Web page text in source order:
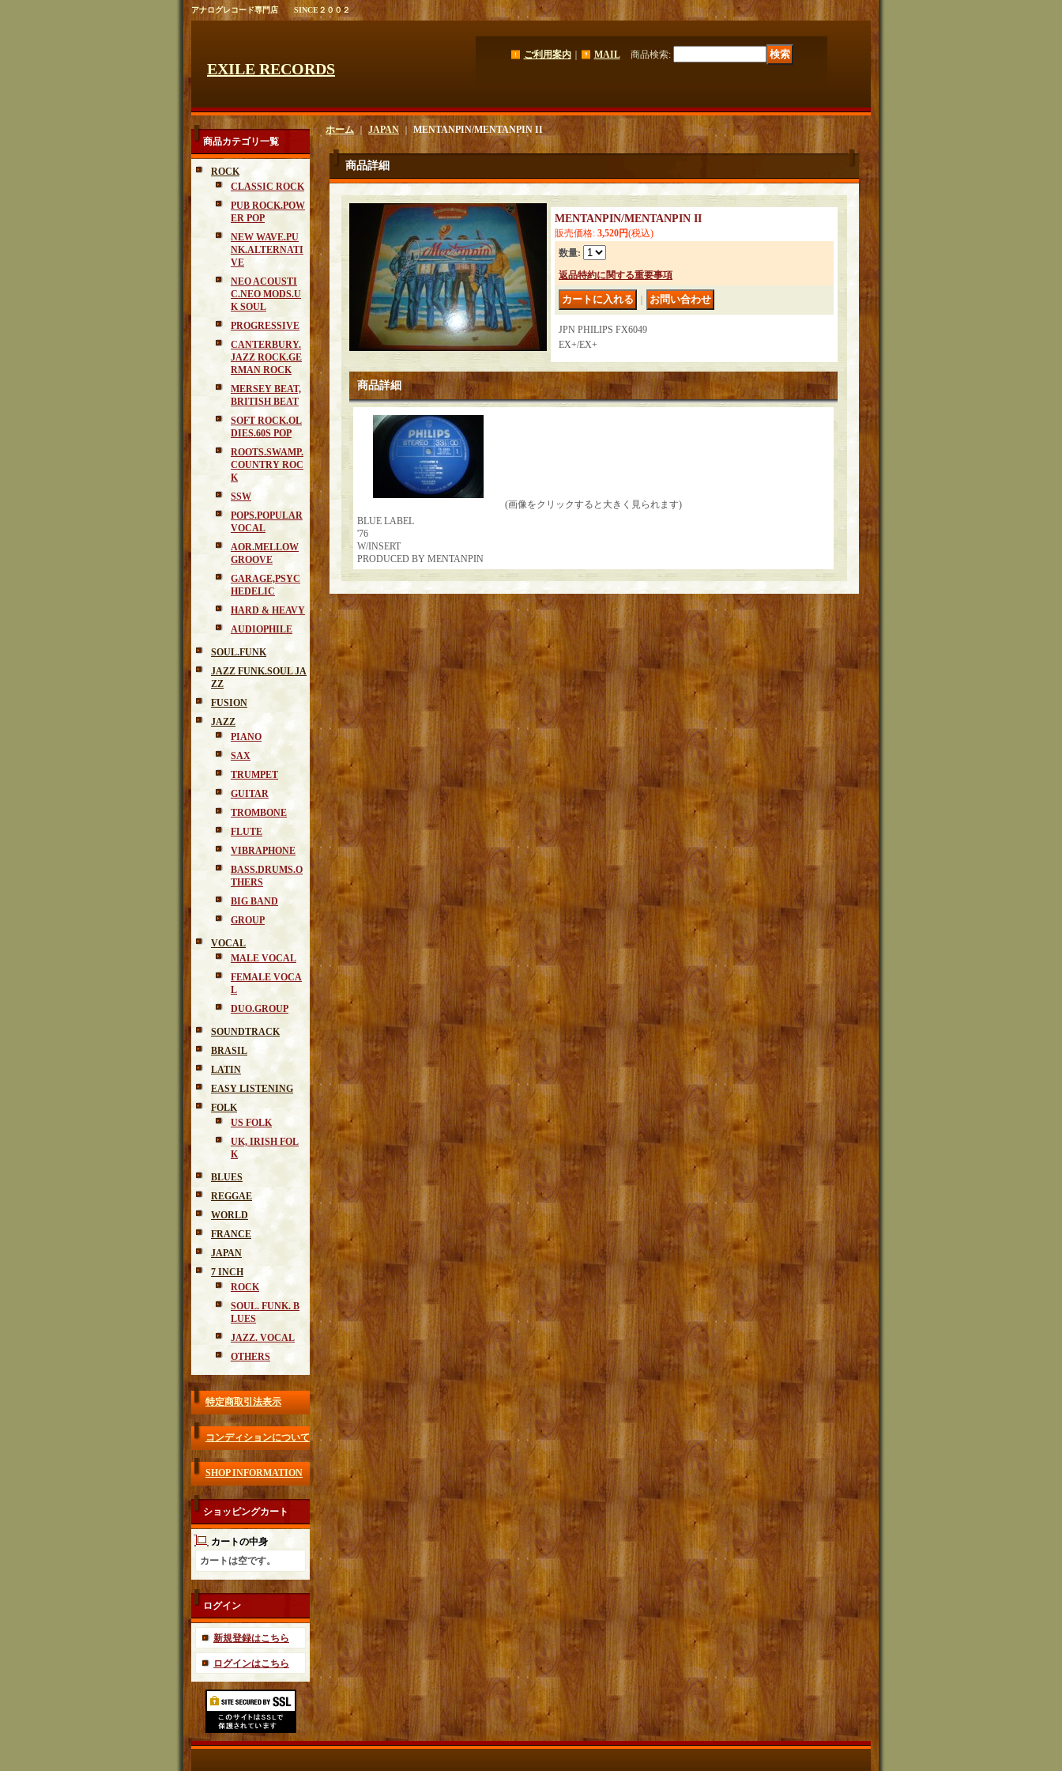
アナログレコード専門店 SINCE２００２
EXILE RECORDS
ご利用案内｜ MAIL 商品検索:
商品カテゴリ一覧
ROCK
CLASSIC ROCK
PUB ROCK.POW
ER POP
NEW WAVE.PU
NK.ALTERNATI
VE
NEO ACOUSTI
C.NEO MODS.U
K SOUL
PROGRESSIVE
CANTERBURY.
JAZZ ROCK.GE
RMAN ROCK
MERSEY BEAT,
BRITISH BEAT
SOFT ROCK.OL
DIES.60S POP
ROOTS.SWAMP.
COUNTRY ROC
K
SSW
POPS.POPULAR
VOCAL
AOR.MELLOW
GROOVE
GARAGE,PSYC
HEDELIC
HARD & HEAVY
AUDIOPHILE
SOUL.FUNK
JAZZ FUNK.SOUL JA
ZZ
FUSION
JAZZ
PIANO
SAX
TRUMPET
GUITAR
TROMBONE
FLUTE
VIBRAPHONE
BASS.DRUMS.O
THERS
BIG BAND
GROUP
VOCAL
MALE VOCAL
FEMALE VOCA
L
DUO.GROUP
SOUNDTRACK
BRASIL
LATIN
EASY LISTENING
FOLK
US FOLK
UK, IRISH FOL
K
BLUES
REGGAE
WORLD
FRANCE
JAPAN
7 INCH
ROCK
SOUL. FUNK. B
LUES
JAZZ. VOCAL
OTHERS
特定商取引法表示
コンディションについて
SHOP INFORMATION
ショッピングカート
カートの中身
カートは空です。
ログイン
新規登録はこちら
ログインはこちら
ホーム｜ JAPAN ｜MENTANPIN/MENTANPIN II
商品詳細
MENTANPIN/MENTANPIN II
販売価格: 3,520円(税込)
数量:
返品特約に関する重要事項
JPN PHILIPS FX6049
EX+/EX+
商品詳細
(画像をクリックすると大きく見られます)
BLUE LABEL
'76
W/INSERT
PRODUCED BY MENTANPIN